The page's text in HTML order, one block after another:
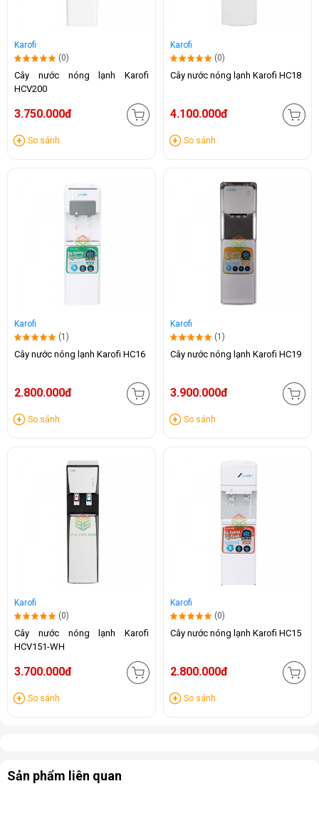
Karofi
(0)
Cây nước nóng lạnh Karofi
HCV200
3.750.000đ
So sánh
Karofi
(0)
Cây nước nóng lạnh Karofi HC18
4.100.000đ
So sánh
Karofi
(1)
Cây nước nóng lạnh Karofi HC16
2.800.000đ
So sánh
Karofi
(1)
Cây nước nóng lạnh Karofi HC19
3.900.000đ
So sánh
Karofi
(0)
Cây nước nóng lạnh Karofi
HCV151-WH
3.700.000đ
So sánh
Karofi
(0)
Cây nước nóng lạnh Karofi HC15
2.800.000đ
So sánh
Sản phẩm liên quan